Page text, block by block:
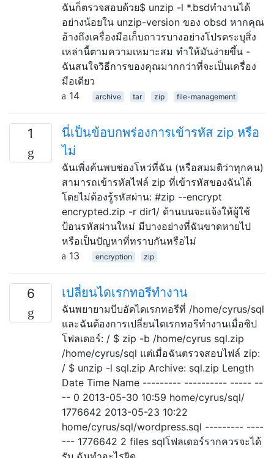
ฉันก็ตรวจสอบด้วย$ unzip -l *.bsdทำงานได้
อย่างน้อยใน unzip-version ของ obsd หากคุณ
อ้างถึงเครื่องมือเก็บถาวรบางอย่างโปรดระบุสิ่ง
เหล่านี้ตามความเหมาะสม ทำให้มันง่ายขึ้น -
ฉันสนใจวิธีการของคุณมากกว่าที่จะเป็นเครื่อง
มือเดียว
14
archive tar zip file-management
1
นี่เป็นข้อบกพร่องการเข้ารหัส zip หรือ
ไม่
ฉันเพิ่งค้นพบช่องโหว่ที่ฉัน (หรือสมมติว่าทุกคน)
สามารถเข้ารหัสไฟล์ zip ที่เข้ารหัสของฉันได้
โดยไม่ต้องรู้รหัสผ่าน: #zip --encrypt
encrypted.zip -r dir1/ ด้านบนจะแจ้งให้ผู้ใช้
ป้อนรหัสผ่านใหม่ มีบางอย่างที่ฉันขาดหายไป
หรือเป็นปัญหาที่ทราบกันหรือไม่
13
encryption zip
6 เปลี่ยนไดเรกทอรีทำงาน
ฉันพยายามบีบอัดไดเรกทอรีที่ /home/cyrus/sql
และฉันต้องการเปลี่ยนไดเรกทอรีทำงานเมื่อซิป
โฟลเดอร์: / $ zip -b /home/cyrus sql.zip
/home/cyrus/sql แต่เมื่อฉันตรวจสอบไฟล์ zip:
/ $ unzip -l sql.zip Archive: sql.zip Length
Date Time Name --------- ---------- ----- --
-- 0 2013-05-30 10:59 home/cyrus/sql/
1776642 2013-05-23 10:22
home/cyrus/sql/wordpress.sql --------- ----
--- 1776642 2 files sqlโฟลเดอร์รากควรจะได้